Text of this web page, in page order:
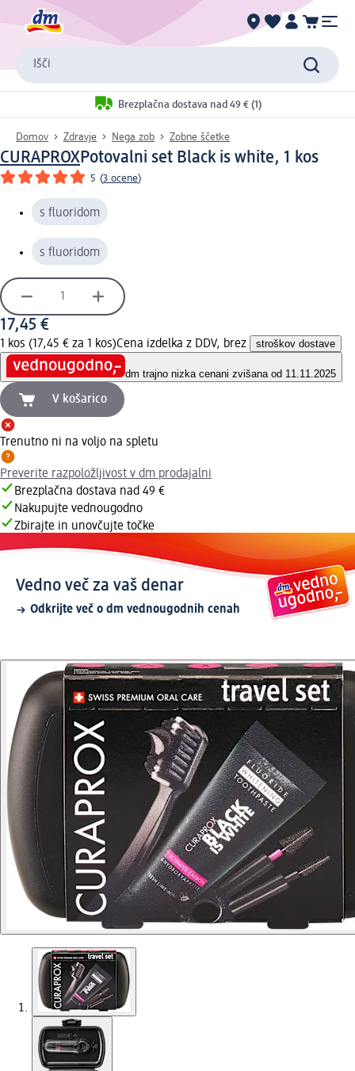
Išči
Brezplačna dostava nad 49 € (1)
Domov Zdravje Nega zob Zobne ščetke
CURAPROXPotovalni set Black is white, 1 kos
5 (3 ocene)
s fluoridom
s fluoridom
17,45 €
1 kos (17,45 € za 1 kos)Cena izdelka z DDV, brez stroškov dostave
dm trajno nizka cenani zvišana od 11.11.2025
V košarico
Trenutno ni na voljo na spletu
Preverite razpoložljivost v dm prodajalni
Brezplačna dostava nad 49 €
Nakupujte vednougodno
Zbirajte in unovčujte točke
Vedno več za vaš denar
Odkrijte več o dm vednougodnih cenah